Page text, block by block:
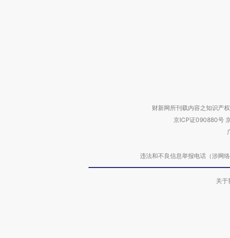
财新网所刊载内容之知识产
京ICP证090880号
违法和不良信息举报电话（涉
关于